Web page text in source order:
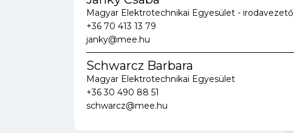
Magyar Elektrotechnikai Egyesület - irodavezető
+36 70 413 13 79
janky@mee.hu
Schwarcz Barbara
Magyar Elektrotechnikai Egyesület
+36 30 490 88 51
schwarcz@mee.hu